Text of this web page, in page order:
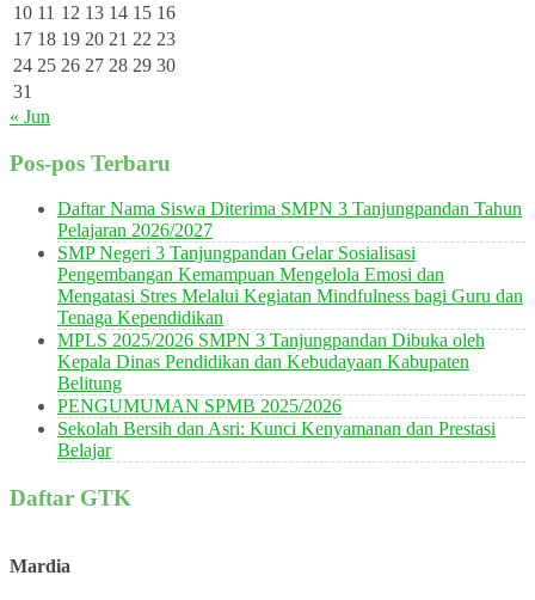
10 11 12 13 14 15 16
17 18 19 20 21 22 23
24 25 26 27 28 29 30
31
« Jun
Pos-pos Terbaru
Daftar Nama Siswa Diterima SMPN 3 Tanjungpandan Tahun
Pelajaran 2026/2027
SMP Negeri 3 Tanjungpandan Gelar Sosialisasi
Pengembangan Kemampuan Mengelola Emosi dan
Mengatasi Stres Melalui Kegiatan Mindfulness bagi Guru dan
Tenaga Kependidikan
MPLS 2025/2026 SMPN 3 Tanjungpandan Dibuka oleh
Kepala Dinas Pendidikan dan Kebudayaan Kabupaten
Belitung
PENGUMUMAN SPMB 2025/2026
Sekolah Bersih dan Asri: Kunci Kenyamanan dan Prestasi
Belajar
Daftar GTK
Mardia